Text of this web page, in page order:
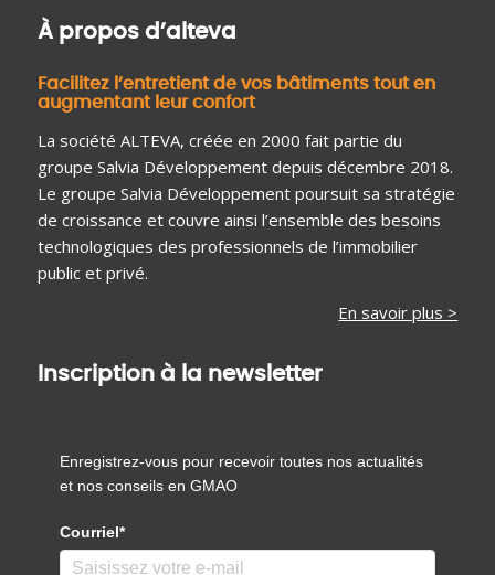
À propos d’alteva
Facilitez l’entretient de vos bâtiments tout en
augmentant leur confort
La société ALTEVA, créée en 2000 fait partie du
groupe Salvia Développement depuis décembre 2018.
Le groupe Salvia Développement poursuit sa stratégie
de croissance et couvre ainsi l’ensemble des besoins
technologiques des professionnels de l’immobilier
public et privé.
En savoir plus >
Inscription à la newsletter
Enregistrez-vous pour recevoir toutes nos actualités
et nos conseils en GMAO
Courriel*